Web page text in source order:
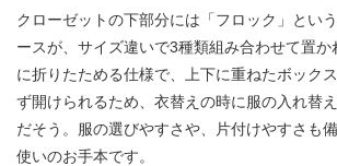
クローゼットの下部分には「フロック」とい
ースが、サイズ違いで3種類組み合わせて置か
に折りたためる仕様で、上下に重ねたボック
ず開けられるため、衣替えの時に服の入れ替
だそう。服の選びやすさや、片付けやすさも
使いのお手本です。